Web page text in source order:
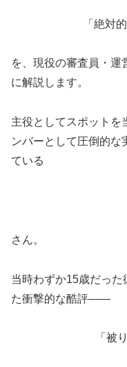
「絶対
を、現役の審査員・運
に解説します。
主役としてスポットを
ンバーとして圧倒的な
ている
さん。
当時わずか15歳だっ
た衝撃的な酷評――
「被